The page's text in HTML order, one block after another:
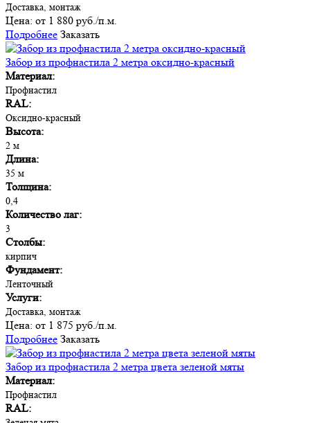
Доставка, монтаж
Цена: от 1 880 руб./п.м.
Подробнее Заказать
Забор из профнастила 2 метра оксидно-красный
Материал:
Профнастил
RAL:
Оксидно-красный
Высота:
2 м
Длина:
35 м
Толщина:
0,4
Количество лаг:
3
Столбы:
кирпич
Фундамент:
Ленточный
Услуги:
Доставка, монтаж
Цена: от 1 875 руб./п.м.
Подробнее Заказать
Забор из профнастила 2 метра цвета зеленой мяты
Материал:
Профнастил
RAL: